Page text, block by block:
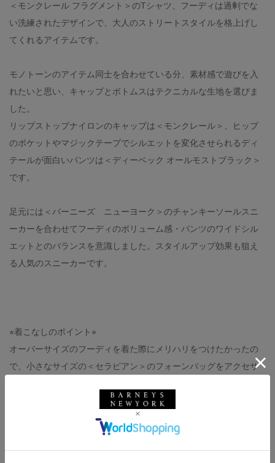
＜モンクレール フラグメント＞のTシャツ、フーディは過剰でな
い洗練されたデザインで、大人のストリートスタイルを格上げし
てくれるアイテムです。
モノトーンのアイテム同士を合わせている分、素材感で遊びを入
れたいと思い、キャップとボトムスはテクニカルな生地を選びま
した。
リップストップナイロンのキャップは＜モンクレール＞、ヒップ
のポケットやマジックテープでシルエットを変化させられるディ
テールが面白いパンツは＜ディーベック オールモストブラック＞
です。
足元には＜バーニーズ ニューヨーク＞のチャンキーソールスニ
ーカーを合わせてフーディのボリューム感・パンツのワイドシル
エットとのバランスを意識しました。スタイルアップ効果も狙え
る人気のスニーカーです。
⭐︎着こなしのポイント⭐︎
オーバーサイズのフーディを着た際にメリハリをつけたかったの
で、小さなサイズの＜セラピアン＞のフォーンバッグをアクセサ
hoodie :MONCLER × FRGMT.（着用サイズ M）
t-shirt :MONCLER × FRGMT.（着用サイズ L）